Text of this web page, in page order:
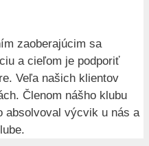
zaoberajúcim sa
a cieľom je podporiť
Veľa našich klientov
Členom nášho klubu
absolvoval výcvik u nás a